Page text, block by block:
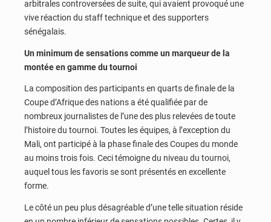
arbitrales controversées de suite, qui avaient provoqué une
vive réaction du staff technique et des supporters
sénégalais.
Un minimum de sensations comme un marqueur de la
montée en gamme du tournoi
La composition des participants en quarts de finale de la
Coupe d’Afrique des nations a été qualifiée par de
nombreux journalistes de l’une des plus relevées de toute
l’histoire du tournoi. Toutes les équipes, à l’exception du
Mali, ont participé à la phase finale des Coupes du monde
au moins trois fois. Ceci témoigne du niveau du tournoi,
auquel tous les favoris se sont présentés en excellente
forme.
Le côté un peu plus désagréable d’une telle situation réside